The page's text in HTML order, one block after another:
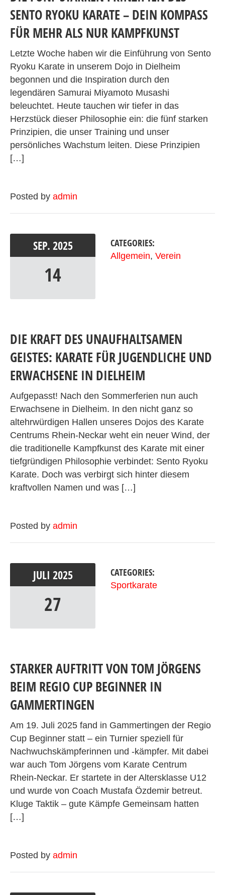
SENTO RYOKU KARATE – DEIN KOMPASS
FÜR MEHR ALS NUR KAMPFKUNST
Letzte Woche haben wir die Einführung von Sento
Ryoku Karate in unserem Dojo in Dielheim
begonnen und die Inspiration durch den
legendären Samurai Miyamoto Musashi
beleuchtet. Heute tauchen wir tiefer in das
Herzstück dieser Philosophie ein: die fünf starken
Prinzipien, die unser Training und unser
persönliches Wachstum leiten. Diese Prinzipien
[…]
Posted by admin
SEP. 2025
14
CATEGORIES:
Allgemein, Verein
DIE KRAFT DES UNAUFHALTSAMEN
GEISTES: KARATE FÜR JUGENDLICHE UND
ERWACHSENE IN DIELHEIM
Aufgepasst! Nach den Sommerferien nun auch
Erwachsene in Dielheim. In den nicht ganz so
altehrwürdigen Hallen unseres Dojos des Karate
Centrums Rhein-Neckar weht ein neuer Wind, der
die traditionelle Kampfkunst des Karate mit einer
tiefgründigen Philosophie verbindet: Sento Ryoku
Karate. Doch was verbirgt sich hinter diesem
kraftvollen Namen und was […]
Posted by admin
JULI 2025
27
CATEGORIES:
Sportkarate
STARKER AUFTRITT VON TOM JÖRGENS
BEIM REGIO CUP BEGINNER IN
GAMMERTINGEN
Am 19. Juli 2025 fand in Gammertingen der Regio
Cup Beginner statt – ein Turnier speziell für
Nachwuchskämpferinnen und -kämpfer. Mit dabei
war auch Tom Jörgens vom Karate Centrum
Rhein-Neckar. Er startete in der Altersklasse U12
und wurde von Coach Mustafa Özdemir betreut.
Kluge Taktik – gute Kämpfe Gemeinsam hatten
[…]
Posted by admin